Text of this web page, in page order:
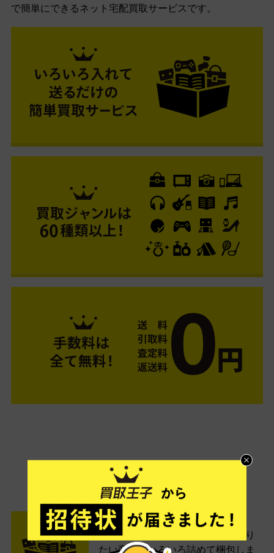
で簡単にできるネット宅配買取サービスです。
ご利用は簡単3ステップ
- FLOW -
STEP1 お申込み・梱包
ネットでお申込みしたら、箱に売り
たい商品をいろいろ詰めて梱包しま